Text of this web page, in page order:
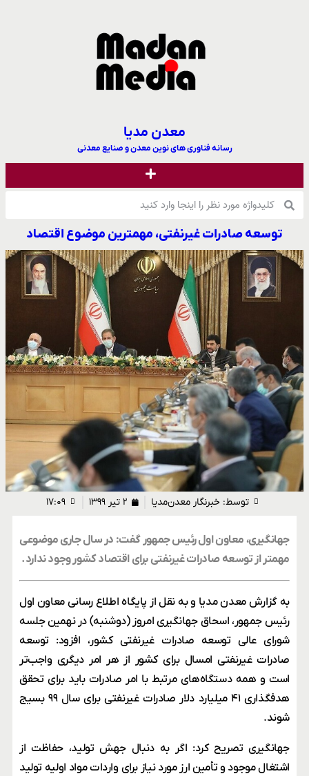
معدن مدیا
رسانه فناوری های نوین معدن و صنایع معدنی
توسعه صادرات غیرنفتی، مهمترین موضوع اقتصاد
توسط: خبرنگار معدن‌مدیا ۲ تیر ۱۳۹۹ ۱۷:۰۹
جهانگیری، معاون اول رئیس جمهور گفت: در سال جاری موضوعی
مهمتر از توسعه صادرات غیرنفتی برای اقتصاد کشور وجود ندارد.
به گزارش معدن مدیا و به نقل از پایگاه اطلاع رسانی معاون اول
رئیس جمهور، اسحاق جهانگیری امروز (دوشنبه) در نهمین جلسه
شورای عالی توسعه صادرات غیرنفتی کشور، افزود: توسعه
صادرات غیرنفتی امسال برای کشور از هر امر دیگری واجب‌تر
است و همه دستگاه‌های مرتبط با امر صادرات باید برای تحقق
هدفگذاری ۴۱ میلیارد دلار صادرات غیرنفتی برای سال ۹۹ بسیج
شوند.
جهانگیری تصریح کرد: اگر به دنبال جهش تولید، حفاظت از
اشتغال موجود و تأمین ارز مورد نیاز برای واردات مواد اولیه تولید